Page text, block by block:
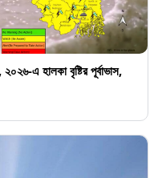
এ হালকা বৃষ্টির পূর্বাভাস,